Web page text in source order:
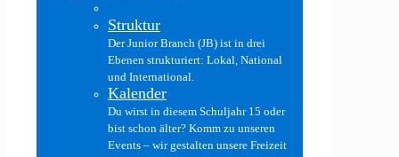
Struktur
Der Junior Branch (JB) ist in drei
Ebenen strukturiert: Lokal, National
und International.
Kalender
Du wirst in diesem Schuljahr 15 oder
bist schon älter? Komm zu unseren
Events – wir gestalten unsere Freizeit